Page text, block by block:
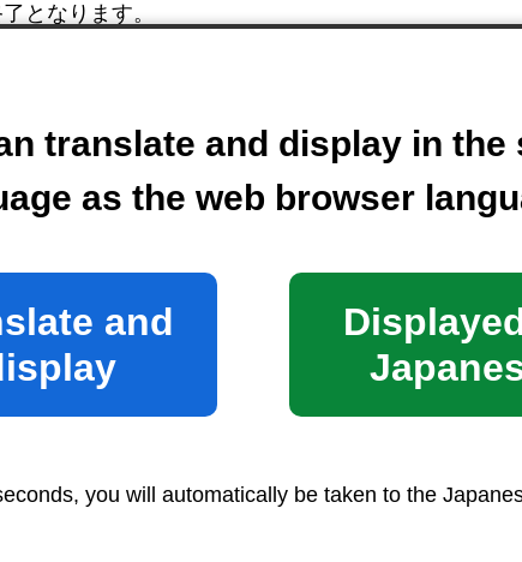
translate and display in the
as the web browser
and
you will automatically be taken to the
となります。
限内で同時購入する場合は隣接した座席となります
を選択できます。
大人1人につき未就学児1人まで。その場合は座席
保護者同伴でご来場ください。
話番号をご登録ください。（注）登録後の変更はで